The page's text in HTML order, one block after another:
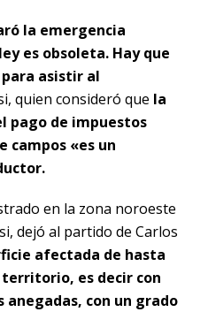
la emergencia
es obsoleta. Hay que
asistir al
quien consideró que la
pago de impuestos
campos «es un
en la zona noroeste
dejó al partido de Carlos
afectada de hasta
es decir con
anegadas, con un grado